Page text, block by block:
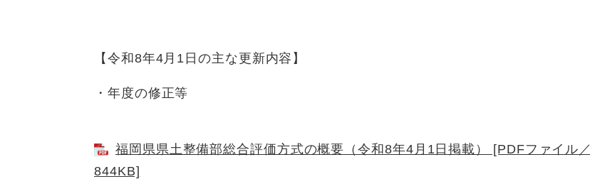
【令和8年4月1日の主な更新内容】
・年度の修正等
福岡県県土整備部総合評価方式の概要（令和8年4月1日掲載） [PDFファイル／
844KB]